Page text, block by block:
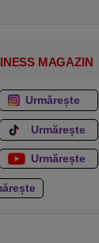
MAGAZIN
Urmărește
Urmărește
Urmărește